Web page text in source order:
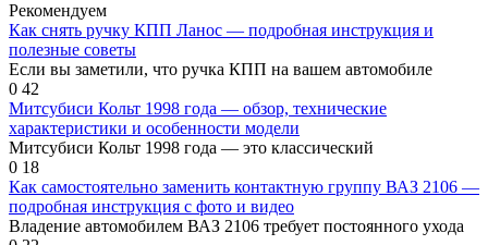
Рекомендуем
Как снять ручку КПП Ланос — подробная инструкция и
полезные советы
Если вы заметили, что ручка КПП на вашем автомобиле
0 42
Митсубиси Кольт 1998 года — обзор, технические
характеристики и особенности модели
Митсубиси Кольт 1998 года — это классический
0 18
Как самостоятельно заменить контактную группу ВАЗ 2106 —
подробная инструкция с фото и видео
Владение автомобилем ВАЗ 2106 требует постоянного ухода